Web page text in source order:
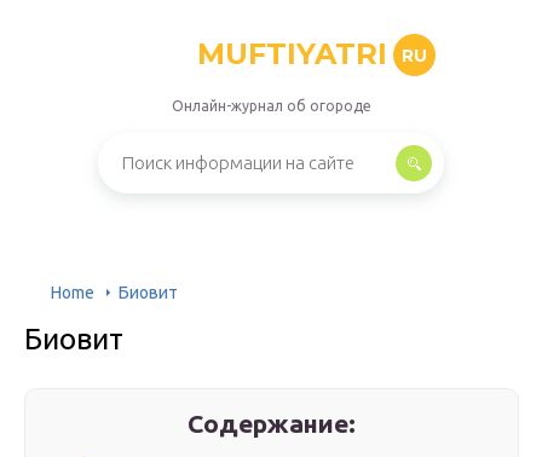
MUFTIYATRI RU
Онлайн-журнал об огороде
Home Биовит
Биовит
Содержание: